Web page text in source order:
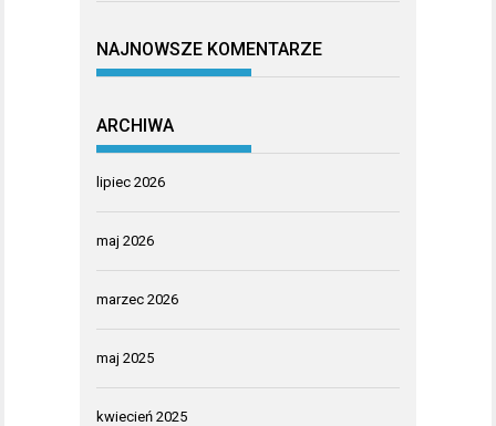
NAJNOWSZE KOMENTARZE
ARCHIWA
lipiec 2026
maj 2026
marzec 2026
maj 2025
kwiecień 2025